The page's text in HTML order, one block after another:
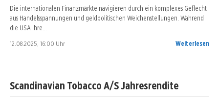
Die internationalen Finanzmärkte navigieren durch ein komplexes Geflecht
aus Handelsspannungen und geldpolitischen Weichenstellungen. Während
die USA ihre…
12.08.2025, 16:00 Uhr Weiterlesen
Scandinavian Tobacco A/S Jahresrendite